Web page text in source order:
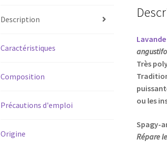
Description
Caractéristiques
Composition
Précautions d'emploi
Origine
Très
ou les
Spagy-
Répare